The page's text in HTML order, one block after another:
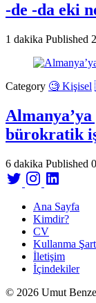
-de -da eki
1 dakika Published
Category 🧐 Kişisel
bürokratik
6 dakika Published
Ana Sayfa
Kimdir?
CV
Kullanma
İletişim
İçindekiler
© 2026 Umut